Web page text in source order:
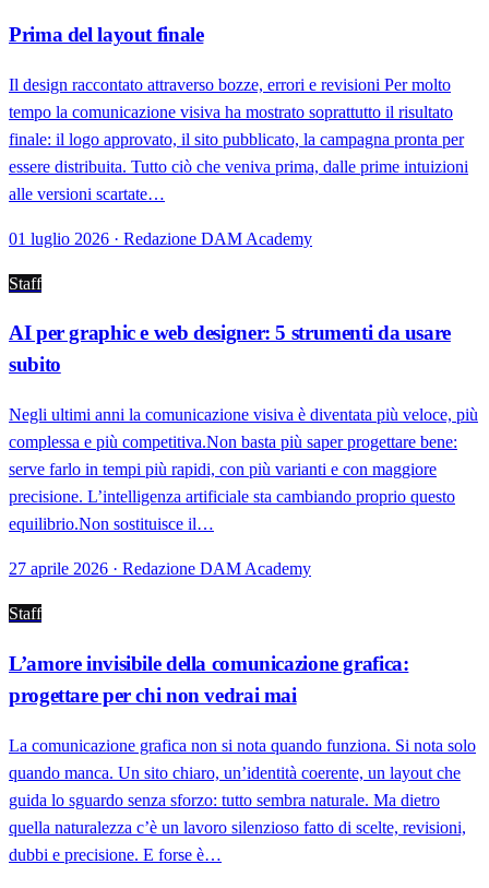
Prima del layout finale
Il design raccontato attraverso bozze, errori e revisioni Per molto
tempo la comunicazione visiva ha mostrato soprattutto il risultato
finale: il logo approvato, il sito pubblicato, la campagna pronta per
essere distribuita. Tutto ciò che veniva prima, dalle prime intuizioni
alle versioni scartate…
01 luglio 2026 · Redazione DAM Academy
Staff
AI per graphic e web designer: 5 strumenti da usare
subito
Negli ultimi anni la comunicazione visiva è diventata più veloce, più
complessa e più competitiva.Non basta più saper progettare bene:
serve farlo in tempi più rapidi, con più varianti e con maggiore
precisione. L’intelligenza artificiale sta cambiando proprio questo
equilibrio.Non sostituisce il…
27 aprile 2026 · Redazione DAM Academy
Staff
L’amore invisibile della comunicazione grafica:
progettare per chi non vedrai mai
La comunicazione grafica non si nota quando funziona. Si nota solo
quando manca. Un sito chiaro, un’identità coerente, un layout che
guida lo sguardo senza sforzo: tutto sembra naturale. Ma dietro
quella naturalezza c’è un lavoro silenzioso fatto di scelte, revisioni,
dubbi e precisione. E forse è…